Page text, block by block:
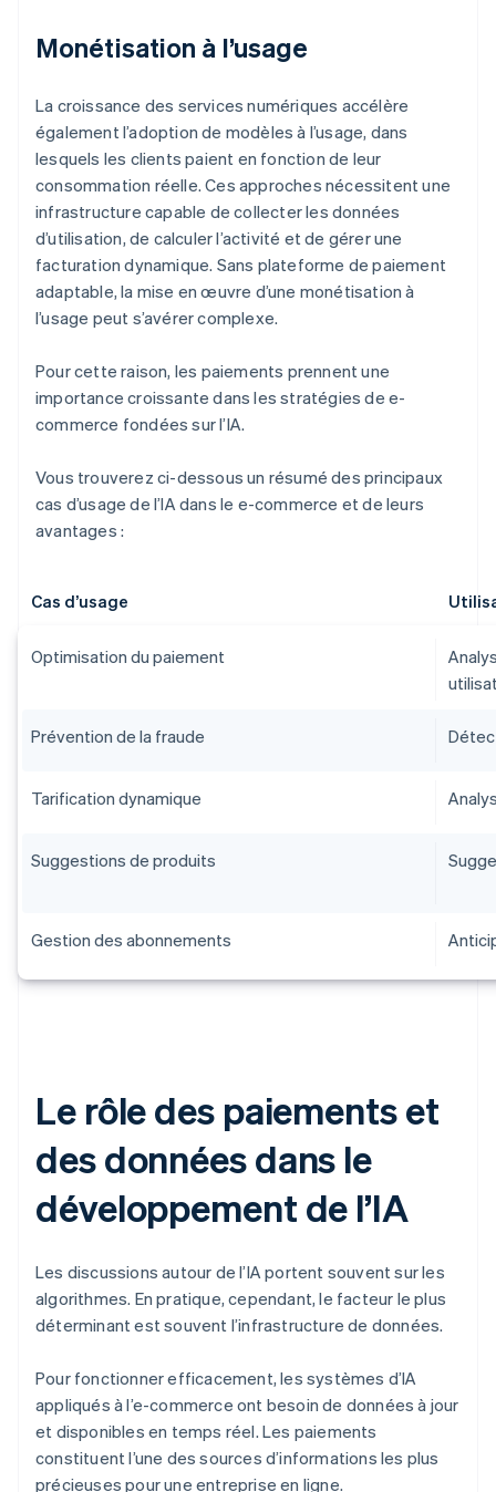
Monétisation à l’usage
La croissance des services numériques accélère
également l’adoption de modèles à l’usage, dans
lesquels les clients paient en fonction de leur
consommation réelle. Ces approches nécessitent une
infrastructure capable de collecter les données
d’utilisation, de calculer l’activité et de gérer une
facturation dynamique. Sans plateforme de paiement
adaptable, la mise en œuvre d’une monétisation à
l’usage peut s’avérer complexe.
Pour cette raison, les paiements prennent une
importance croissante dans les stratégies de e-
commerce fondées sur l’IA.
Vous trouverez ci-dessous un résumé des principaux
cas d’usage de l’IA dans le e-commerce et de leurs
avantages :
Cas d’usage
Optimisation du paiement
Prévention de la fraude
Tarification dynamique
Suggestions de produits
Gestion des abonnements
Le rôle des paiements et
des données dans le
développement de l’IA
Les discussions autour de l’IA portent souvent sur les
algorithmes. En pratique, cependant, le facteur le plus
déterminant est souvent l’infrastructure de données.
Pour fonctionner efficacement, les systèmes d’IA
appliqués à l’e-commerce ont besoin de données à jour
et disponibles en temps réel. Les paiements
constituent l’une des sources d’informations les plus
précieuses pour une entreprise en ligne.